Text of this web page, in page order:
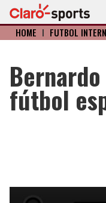
HOME I FÚTBOL
fútbol